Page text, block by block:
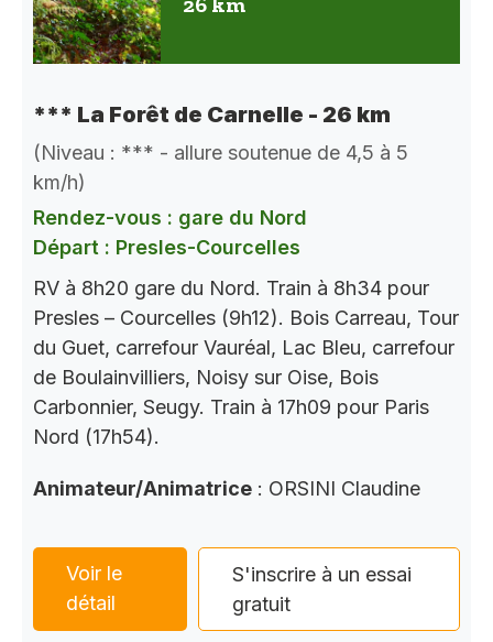
*** La Forêt de Carnelle - 26 km
(Niveau : *** - allure soutenue de 4,5 à 5
km/h)
Rendez-vous : gare du Nord
Départ : Presles-Courcelles
RV à 8h20 gare du Nord. Train à 8h34 pour
Presles – Courcelles (9h12). Bois Carreau, Tour
du Guet, carrefour Vauréal, Lac Bleu, carrefour
de Boulainvilliers, Noisy sur Oise, Bois
Carbonnier, Seugy. Train à 17h09 pour Paris
Nord (17h54).
Animateur/Animatrice : ORSINI Claudine
Voir le
détail
S'inscrire à un essai
gratuit